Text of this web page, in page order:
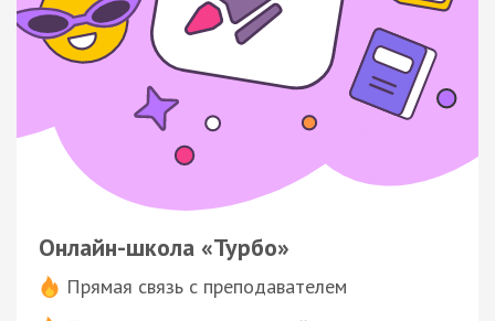
Онлайн-школа «Турбо»
Прямая связь с преподавателем